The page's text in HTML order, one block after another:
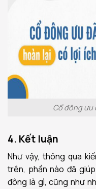
Cổ đông ưu
4. Kết luận
Như vậy, thông qua
trên, phần nào đã
đông là gì, cũng như